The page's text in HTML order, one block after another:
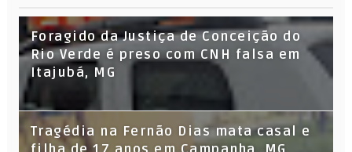
Foragido da Justiça de Conceição do
Rio Verde é preso com CNH falsa em
Itajubá, MG
Tragédia na Fernão Dias mata casal e